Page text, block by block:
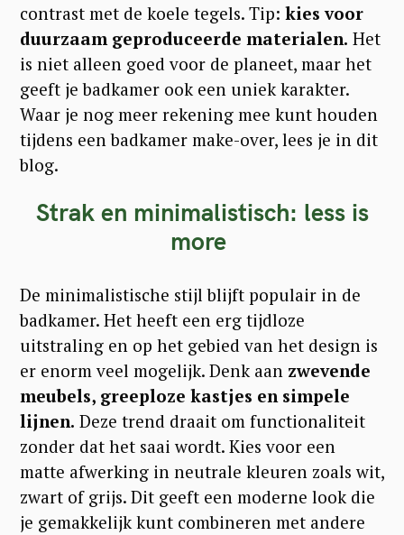
contrast met de koele tegels. Tip: kies voor
duurzaam geproduceerde materialen. Het
is niet alleen goed voor de planeet, maar het
geeft je badkamer ook een uniek karakter.
Waar je nog meer rekening mee kunt houden
tijdens een badkamer make-over, lees je in dit
blog.
Strak en minimalistisch: less is
more
De minimalistische stijl blijft populair in de
badkamer. Het heeft een erg tijdloze
uitstraling en op het gebied van het design is
er enorm veel mogelijk. Denk aan zwevende
meubels, greeploze kastjes en simpele
lijnen. Deze trend draait om functionaliteit
zonder dat het saai wordt. Kies voor een
matte afwerking in neutrale kleuren zoals wit,
zwart of grijs. Dit geeft een moderne look die
je gemakkelijk kunt combineren met andere